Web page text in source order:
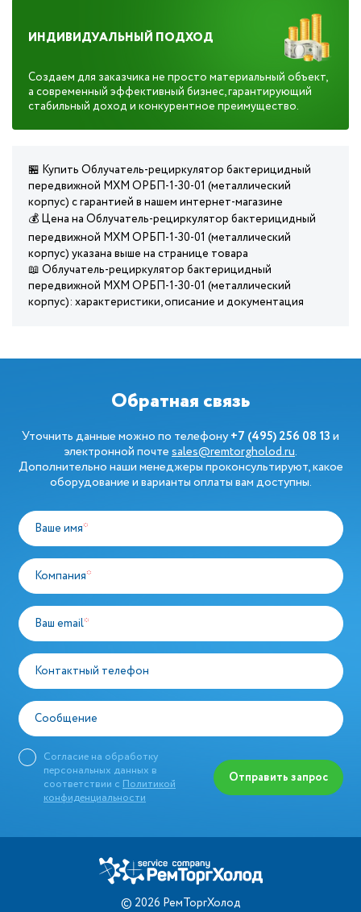
ИНДИВИДУАЛЬНЫЙ ПОДХОД
Создаем для заказчика не просто материальный объект,
а современный эффективный бизнес, гарантирующий
стабильный доход и конкурентное преимущество.
🏪 Купить Облучатель-рециркулятор бактерицидный
передвижной МХМ ОРБП-1-30-01 (металлический
корпус) с гарантией в нашем интернет-магазине
💰 Цена на Облучатель-рециркулятор бактерицидный
передвижной МХМ ОРБП-1-30-01 (металлический
корпус) указана выше на странице товара
📖 Облучатель-рециркулятор бактерицидный
передвижной МХМ ОРБП-1-30-01 (металлический
корпус): характеристики, описание и документация
Обратная связь
Уточнить данные можно по телефону+7 (495) 256 08 13и
электронной почтеsales@remtorgholod.ru.
Дополнительно наши менеджеры проконсультируют, какое
оборудование и варианты оплаты вам доступны.
Ваше имя*
Компания*
Ваш email*
Контактный телефон
Сообщение
Согласие на обработку
персональных данных в
соответствии с Политикой
конфиденциальности
Отправить запрос
© 2026 РемТоргХолод